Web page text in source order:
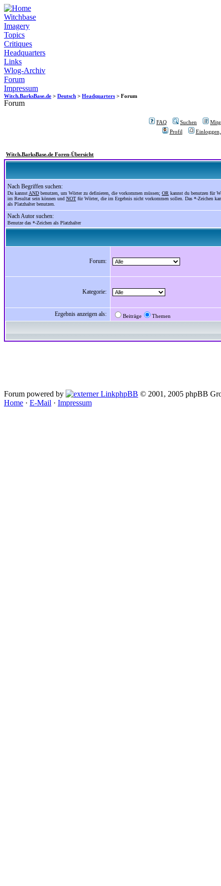
Witchbase
Imagery
Topics
Critiques
Headquarters
Links
Wlog-Archiv
Forum
Impressum
Witch.BarksBase.de > Deutsch > Headquarters > Forum
Forum
FAQ Suchen
Profil
Witch.BarksBase.de Foren-Übersicht
Nach Begriffen suchen:
Du kannst AND benutzen, um Wörter zu definieren, die vorkommen müssen; OR kannst du benutzen für
im Resultat sein können und NOT für Wörter, die im Ergebnis nicht vorkommen sollen. Das *-Zeichen
als Platzhalter benutzen.
Nach Autor suchen:
Benutze das *-Zeichen als Platzhalter
Forum:
Kategorie:
Ergebnis anzeigen als: Beiträge Themen
Forum powered by phpBB © 2001, 2005 phpBB
Home · E-Mail · Impressum